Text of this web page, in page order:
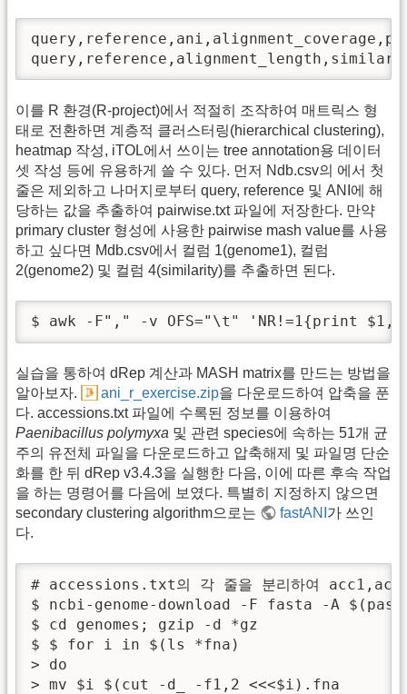
이를 R 환경(R-project)에서 적절히 조작하여 매트릭스 형
태로 전환하면 계층적 클러스터링(hierarchical clustering),
heatmap 작성, iTOL에서 쓰이는 tree annotation용 데이터
셋 작성 등에 유용하게 쓸 수 있다. 먼저 Ndb.csv의 에서 첫
줄은 제외하고 나머지로부터 query, reference 및 ANI에 해
당하는 값을 추출하여 pairwise.txt 파일에 저장한다. 만약
primary cluster 형성에 사용한 pairwise mash value를 사용
하고 싶다면 Mdb.csv에서 컬럼 1(genome1), 컬럼
2(genome2) 및 컬럼 4(similarity)를 추출하면 된다.
$ awk -F"," -v OFS="\t" 'NR!=1{print
실습을 통하여 dRep 계산과 MASH matrix를 만드는 방법을
알아보자.
ani_r_exercise.zip을 다운로드하여 압축을 푼
다. accessions.txt 파일에 수록된 정보를 이용하여
Paenibacillus polymyxa 및 관련 species에 속하는 51개 균
주의 유전체 파일을 다운로드하고 압축해제 및 파일명 단순
화를 한 뒤 dRep v3.4.3을 실행한 다음, 이에 따른 후속 작업
을 하는 명령어를 다음에 보였다. 특별히 지정하지 않으면
secondary clustering algorithm으로는
fastANI 가 쓰인
다.
# accessions.txt의 각 줄을 분리하여
$ ncbi-genome-download -F fasta -A
$ cd genomes; gzip -d *gz
$ $ for i in $(ls *fna)
> do
> mv $i $(cut -d_ -f1,2 <<<$i).fna